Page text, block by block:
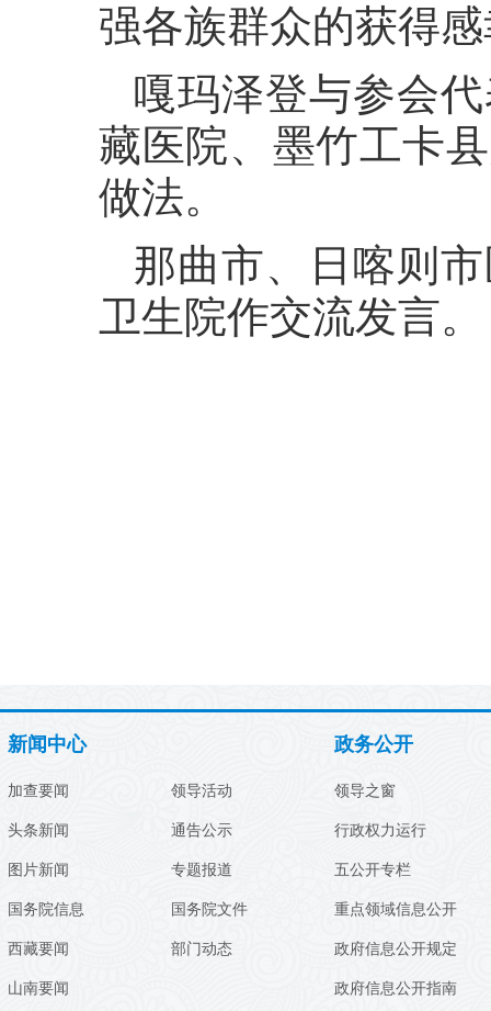
强各族群众的获得
嘎玛泽登与参会
藏医院、墨竹工卡
做法。
那曲市、日喀则
卫生院作交流发言。
新闻中心
加查要闻
头条新闻
图片新闻
国务院信息
西藏要闻
山南要闻
领导活动
通告公示
专题报道
国务院文件
部门动态
政务公开
领导之窗
行政权力运行
五公开专栏
重点领域信息公开
政府信息公开规定
政府信息公开指南